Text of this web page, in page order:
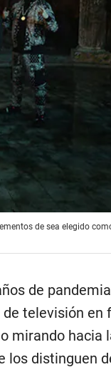
de sea elegido
de
televisión en
mirando hacia
los distinguen